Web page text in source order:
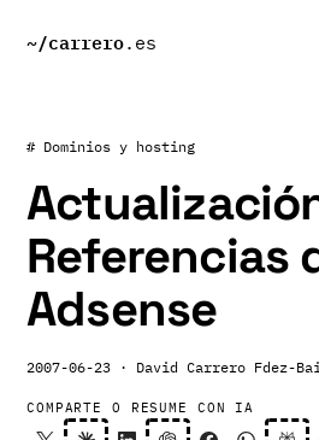
~/carrero.es
# Dominios y hosting
Referencias
Adsense
2007-06-23 · David Carrero Fdez-
COMPARTE O RESUME CON IA